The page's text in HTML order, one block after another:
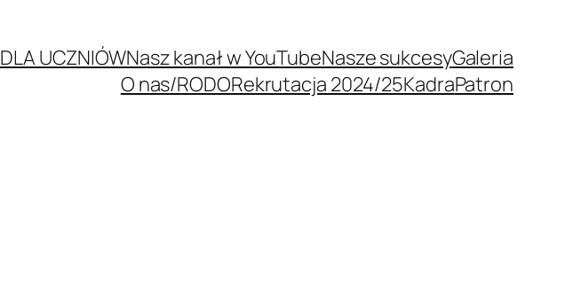
DLA UCZNIÓWNasz kanał w YouTubeNasze sukcesyGaleria
O nas/RODORekrutacja 2024/25KadraPatron